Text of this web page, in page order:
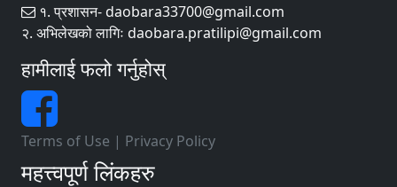
१. प्रशासन- daobara33700@gmail.com
२. अभिलेखको लागिः daobara.pratilipi@gmail.com
हामीलाई फलो गर्नुहोस्
Terms of Use | Privacy Policy
महत्त्वपूर्ण लिंकहरु